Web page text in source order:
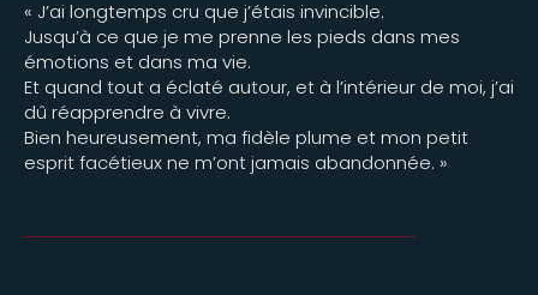
« J’ai longtemps cru que j’étais invincible.
Jusqu’à ce que je me prenne les pieds dans mes
émotions et dans ma vie.
Et quand tout a éclaté autour, et à l’intérieur de moi, j’ai
dû réapprendre à vivre.
Bien heureusement, ma fidèle plume et mon petit
esprit facétieux ne m’ont jamais abandonnée. »